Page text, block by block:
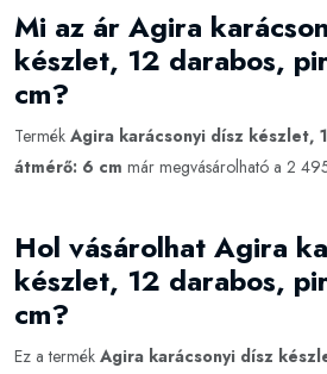
Mi az ár Agira
készlet, 12 darabos,
cm?
Termék Agira karácsonyi dísz készlet,
átmérő: 6 cm már megvásárolható a 2
Hol vásárolhat Agira
készlet, 12 darabos,
cm?
Ez a termék Agira karácsonyi dísz